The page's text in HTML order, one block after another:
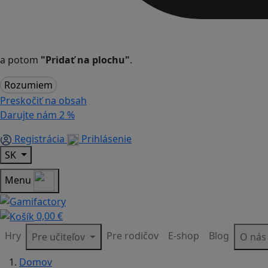
a potom "Pridať na plochu".
Rozumiem
Preskočiť na obsah
Darujte nám 2 %
Registrácia
Prihlásenie
SK
Menu
0,00 €
Hry
Pre učiteľov Pre rodičov E-shop Blog
O nás
Domov